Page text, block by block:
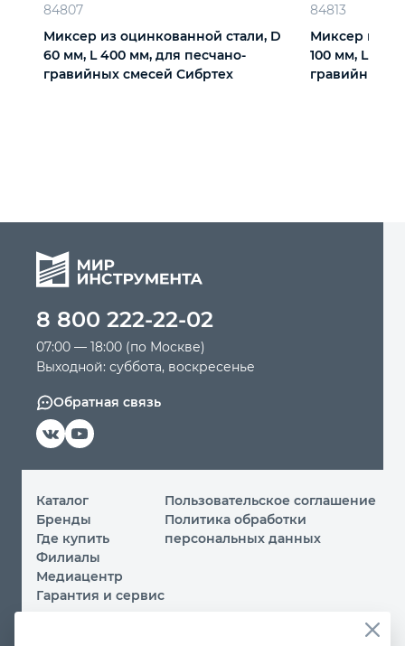
84807
Миксер из оцинкованной стали, D
60 мм, L 400 мм, для песчано-
гравийных смесей Сибртех
84813
Миксер из
100 мм, L 450
гравийных
8 800 222-22-02
07:00 — 18:00 (по Москве)
Выходной: суббота, воскресенье
Обратная связь
Каталог
Бренды
Где купить
Филиалы
Медиацентр
Гарантия и сервис
Пользовательское соглашение
Политика обработки
персональных данных